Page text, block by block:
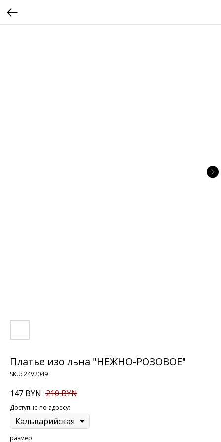
Платье изо льна "НЕЖНО-РОЗОВОЕ"
SKU: 24V2049
147 BYN 210BYN
Доступно по адресу:
размер